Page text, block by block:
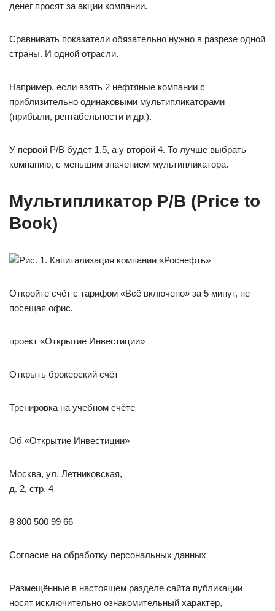
денег просят за акции компании.
Сравнивать показатели обязательно нужно в разрезе одной
страны. И одной отрасли.
Например, если взять 2 нефтяные компании с
приблизительно одинаковыми мультипликаторами
(прибыли, рентабельности и др.).
У первой P/B будет 1,5, а у второй 4. То лучше выбрать
компанию, с меньшим значением мультипликатора.
Мультипликатор Р/В (Price to
Book)
Откройте счёт с тарифом «Всё включено» за 5 минут, не
посещая офис.
проект «Открытие Инвестиции»
Открыть брокерский счёт
Тренировка на учебном счёте
Об «Открытие Инвестиции»
Москва, ул. Летниковская,
д. 2, стр. 4
8 800 500 99 66
Согласие на обработку персональных данных
Размещённые в настоящем разделе сайта публикации
носят исключительно ознакомительный характер,